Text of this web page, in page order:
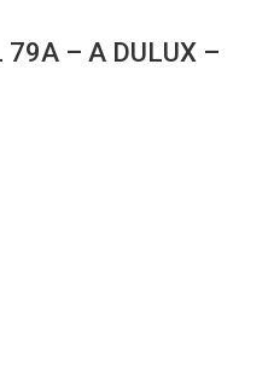
– A DULUX –